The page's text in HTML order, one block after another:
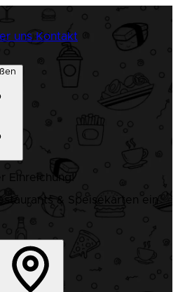
uns Kontakt
Einreichung!
& Speisekarten ein